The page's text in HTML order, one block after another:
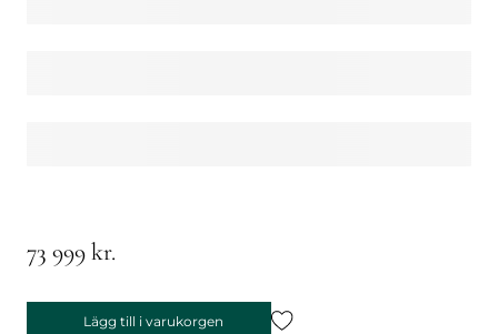
73 999 kr.
Lägg till i varukorgen